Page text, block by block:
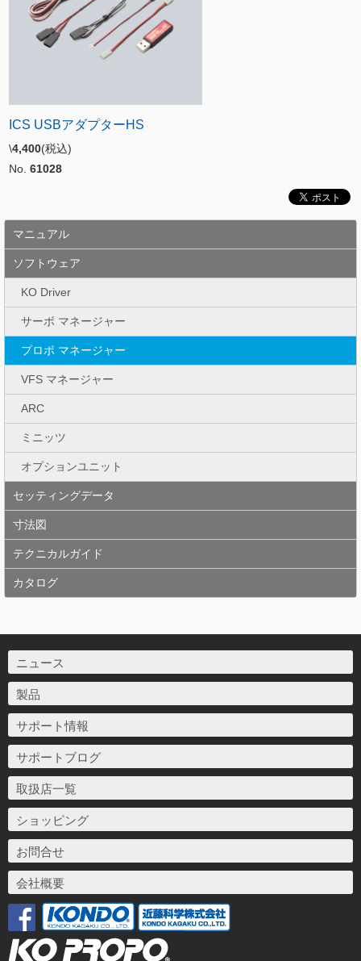
ICS USBアダプターHS
\4,400(税込)
No. 61028
マニュアル
ソフトウェア
KO Driver
サーボ マネージャー
プロポ マネージャー
VFS マネージャー
ARC
ミニッツ
オプションユニット
セッティングデータ
寸法図
テクニカルガイド
カタログ
ニュース
製品
サポート情報
サポートブログ
取扱店一覧
ショッピング
お問合せ
会社概要